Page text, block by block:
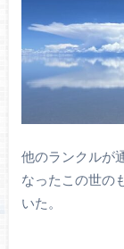
他のランクルが
なったこの世の
いた。